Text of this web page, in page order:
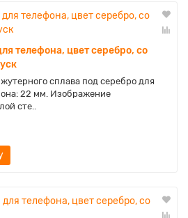
телефона, цвет серебро, со
сплава под серебро для
22 мм. Изображение
сте..